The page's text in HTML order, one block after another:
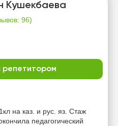
Кушекбаева
96)
репетитором
на каз. и рус. яз. Стаж
педагогический
вс
10:00
Нет
свободных